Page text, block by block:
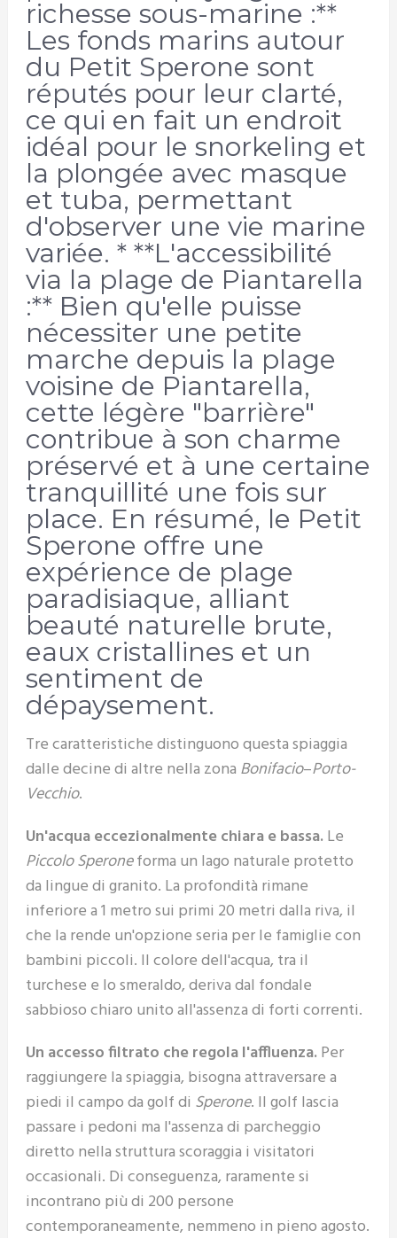
richesse sous-marine :**
Les fonds marins autour
du Petit Sperone sont
réputés pour leur clarté,
ce qui en fait un endroit
idéal pour le snorkeling et
la plongée avec masque
et tuba, permettant
d'observer une vie marine
variée. * **L'accessibilité
via la plage de Piantarella
:** Bien qu'elle puisse
nécessiter une petite
marche depuis la plage
voisine de Piantarella,
cette légère "barrière"
contribue à son charme
préservé et à une certaine
tranquillité une fois sur
place. En résumé, le Petit
Sperone offre une
expérience de plage
paradisiaque, alliant
beauté naturelle brute,
eaux cristallines et un
sentiment de
dépaysement.
Tre caratteristiche distinguono questa spiaggia
dalle decine di altre nella zona Bonifacio–Porto-
Vecchio.
Un'acqua eccezionalmente chiara e bassa.Le
Piccolo Speroneforma un lago naturale protetto
da lingue di granito. La profondità rimane
inferiore a 1 metro sui primi 20 metri dalla riva, il
che la rende un'opzione seria per le famiglie con
bambini piccoli. Il colore dell'acqua, tra il
turchese e lo smeraldo, deriva dal fondale
sabbioso chiaro unito all'assenza di forti correnti.
Un accesso filtrato che regola l'affluenza.Per
raggiungere la spiaggia, bisogna attraversare a
piedi il campo da golf di Sperone. Il golf lascia
passare i pedoni ma l'assenza di parcheggio
diretto nella struttura scoraggia i visitatori
occasionali. Di conseguenza, raramente si
incontrano più di 200 persone
contemporaneamente, nemmeno in pieno agosto.